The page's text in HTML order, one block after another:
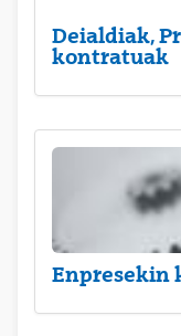
Deialdiak,
kontratuak
Enpresekin